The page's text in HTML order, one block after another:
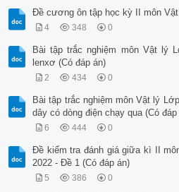
Đề cương ôn tập học kỳ II môn
4 348 0
Bài tập trắc nghiệm môn Vật lý
lenxơ (Có đáp án)
2 434 0
Bài tập trắc nghiệm môn Vật lý
dây có dòng điện chạy qua (Có đáp
6 444 0
Đề kiểm tra đánh giá giữa kì II
2022 - Đề 1 (Có đáp án)
5 386 0